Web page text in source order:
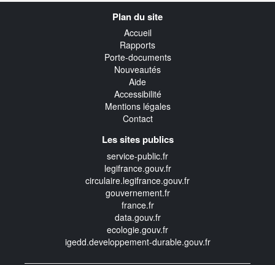
Plan du site
Accueil
Rapports
Porte-documents
Nouveautés
Aide
Accessibilité
Mentions légales
Contact
Les sites publics
service-public.fr
legifrance.gouv.fr
circulaire.legifrance.gouv.fr
gouvernement.fr
france.fr
data.gouv.fr
ecologie.gouv.fr
igedd.developpement-durable.gouv.fr